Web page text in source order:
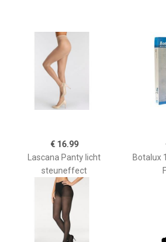
€ 16.99
Lascana Panty licht
steuneffect
Botalux